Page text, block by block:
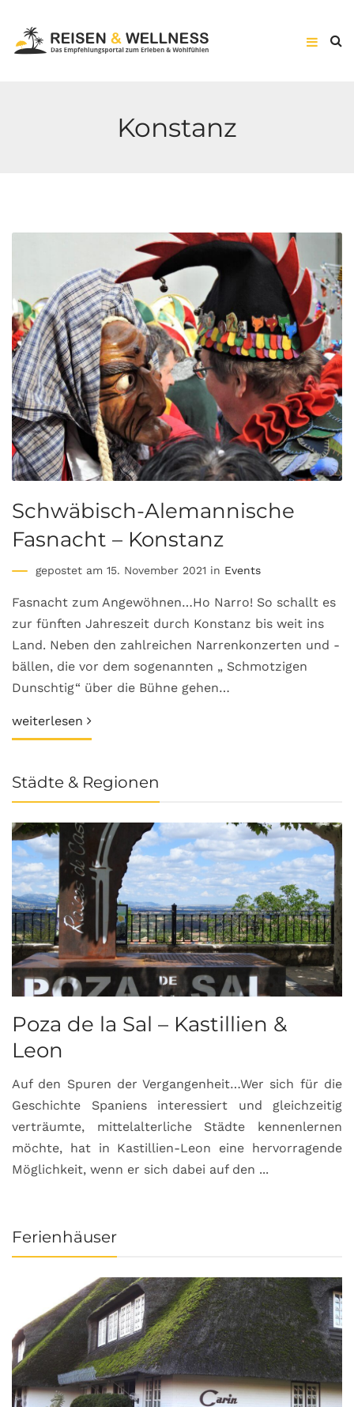
Konstanz
Schwäbisch-Alemannische
Fasnacht – Konstanz
gepostet am 15. November 2021 in Events
Fasnacht zum Angewöhnen…Ho Narro! So schallt es
zur fünften Jahreszeit durch Konstanz bis weit ins
Land. Neben den zahlreichen Narrenkonzerten und -
bällen, die vor dem sogenannten „ Schmotzigen
Dunschtig“ über die Bühne gehen…
weiterlesen
Städte & Regionen
Poza de la Sal – Kastillien &
Leon
Auf den Spuren der Vergangenheit…Wer sich für die
Geschichte Spaniens interessiert und gleichzeitig
verträumte, mittelalterliche Städte kennenlernen
möchte, hat in Kastillien-Leon eine hervorragende
Möglichkeit, wenn er sich dabei auf den ...
Ferienhäuser